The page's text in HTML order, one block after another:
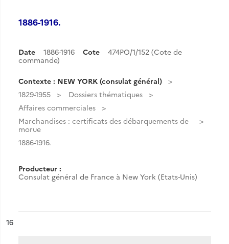
1886-1916.
Date 1886-1916 Cote
474PO/1/152 (Cote de
commande)
Contexte : NEW YORK (consulat général)
1829-1955
Dossiers thématiques
Affaires commerciales
Marchandises : certificats des débarquements de
morue
1886-1916.
Producteur :
Consulat général de France à New York (Etats-Unis)
n°
16